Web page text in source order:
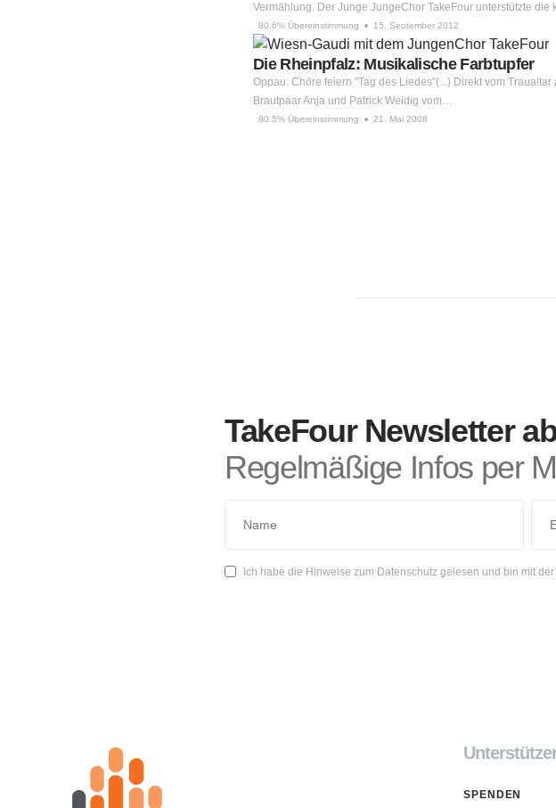
Vermählung. Der Junge JungeChor TakeFour unterstützte
80.6% Übereinstimmung 15. September 2012
Die Rheinpfalz: Musikalische Farbtupfer
Oppau: Chöre feiern "Tag des Liedes"(...) Direkt vom
Brautpaar Anja und Patrick Weidig vom…
80.5% Übereinstimmung 21. Mai 2008
TakeFour Newsletter
Regelmäßige Infos per
Ich habe die Hinweise zum Datenschutz gelesen und bin mit
SPENDEN